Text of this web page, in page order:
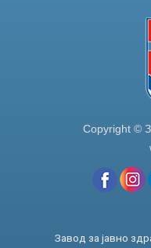
Copyright ©
Завод за јавно